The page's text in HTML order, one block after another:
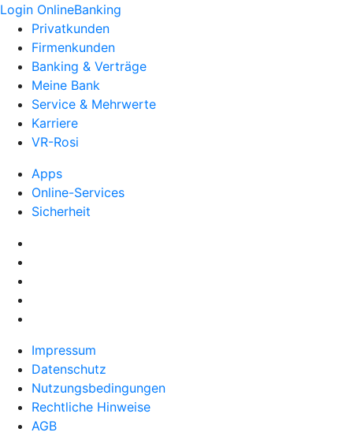
Login OnlineBanking
Privatkunden
Firmenkunden
Banking & Verträge
Meine Bank
Service & Mehrwerte
Karriere
VR-Rosi
Apps
Online-Services
Sicherheit
Impressum
Datenschutz
Nutzungsbedingungen
Rechtliche Hinweise
AGB